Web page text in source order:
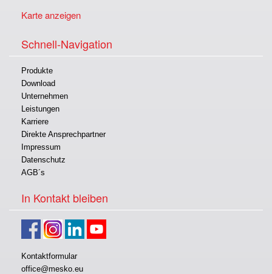
Karte anzeigen
Schnell-Navigation
Produkte
Download
Unternehmen
Leistungen
Karriere
Direkte Ansprechpartner
Impressum
Datenschutz
AGB´s
In Kontakt bleiben
Kontaktformular
office@mesko.eu